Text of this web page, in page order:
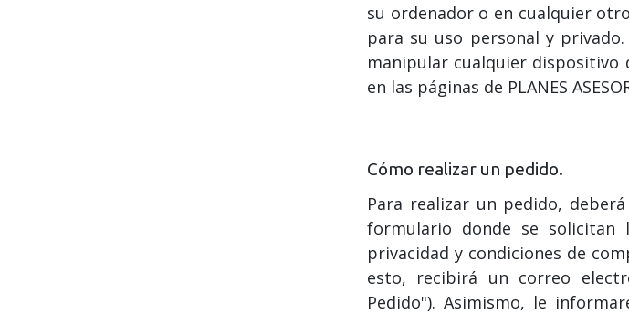
su ordenador o en cualquier
para su uso personal y
manipular cualquier dispositivo
en las páginas de PLANES
Cómo realizar un pedido.
Para realizar un pedido,
formulario donde se
privacidad y condiciones de
esto, recibirá un correo
Pedido"). Asimismo, le